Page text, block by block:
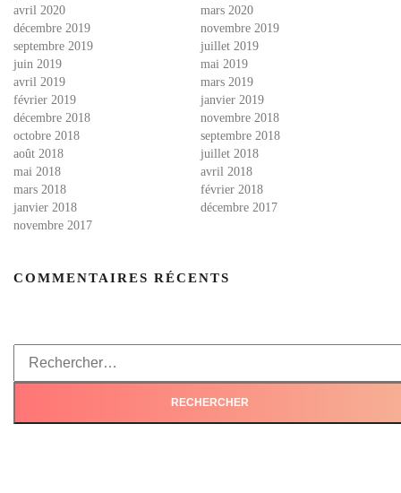
avril 2020
mars 2020
décembre 2019
novembre 2019
septembre 2019
juillet 2019
juin 2019
mai 2019
avril 2019
mars 2019
février 2019
janvier 2019
décembre 2018
novembre 2018
octobre 2018
septembre 2018
août 2018
juillet 2018
mai 2018
avril 2018
mars 2018
février 2018
janvier 2018
décembre 2017
novembre 2017
COMMENTAIRES RÉCENTS